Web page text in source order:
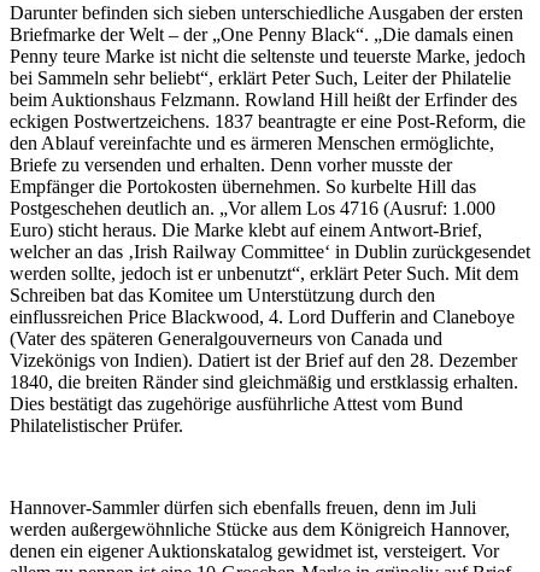
Darunter befinden sich sieben unterschiedliche Ausgaben der ersten
Briefmarke der Welt – der „One Penny Black“. „Die damals einen
Penny teure Marke ist nicht die seltenste und teuerste Marke, jedoch
bei Sammeln sehr beliebt“, erklärt Peter Such, Leiter der Philatelie
beim Auktionshaus Felzmann. Rowland Hill heißt der Erfinder des
eckigen Postwertzeichens. 1837 beantragte er eine Post-Reform, die
den Ablauf vereinfachte und es ärmeren Menschen ermöglichte,
Briefe zu versenden und erhalten. Denn vorher musste der
Empfänger die Portokosten übernehmen. So kurbelte Hill das
Postgeschehen deutlich an. „Vor allem Los 4716 (Ausruf: 1.000
Euro) sticht heraus. Die Marke klebt auf einem Antwort-Brief,
welcher an das ‚Irish Railway Committee‘ in Dublin zurückgesendet
werden sollte, jedoch ist er unbenutzt“, erklärt Peter Such. Mit dem
Schreiben bat das Komitee um Unterstützung durch den
einflussreichen Price Blackwood, 4. Lord Dufferin and Claneboye
(Vater des späteren Generalgouverneurs von Canada und
Vizekönigs von Indien). Datiert ist der Brief auf den 28. Dezember
1840, die breiten Ränder sind gleichmäßig und erstklassig erhalten.
Dies bestätigt das zugehörige ausführliche Attest vom Bund
Philatelistischer Prüfer.
Hannover-Sammler dürfen sich ebenfalls freuen, denn im Juli
werden außergewöhnliche Stücke aus dem Königreich Hannover,
denen ein eigener Auktionskatalog gewidmet ist, versteigert. Vor